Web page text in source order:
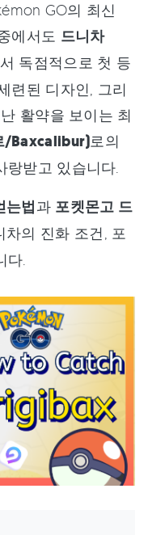
GO의 최신
에서도 드니차
독점적으로 첫 등
련된 디자인, 그리
활약을 보이는 최
/Baxcalibur)로의
받고 있습니다.
는법과 포켓몬고 드
차의 진화 조건, 포
다.